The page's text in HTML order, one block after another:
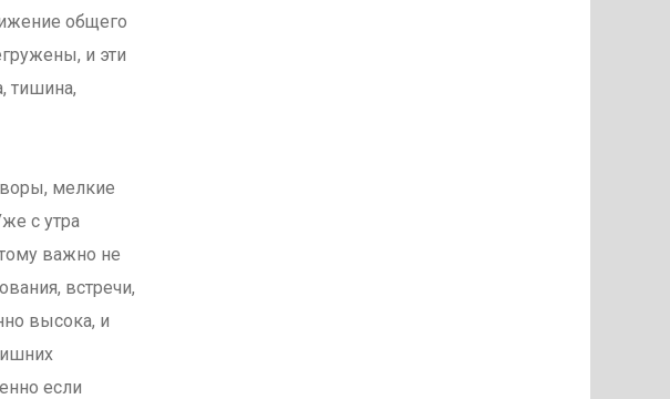
общего
и эти
тишина,
мелкие
с утра
важно не
встречи,
высока, и
если